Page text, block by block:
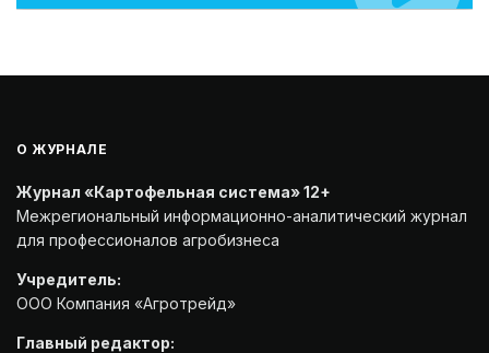
О ЖУРНАЛЕ
Журнал «Картофельная система» 12+
Межрегиональный информационно-аналитический журнал
для профессионалов агробизнеса
Учредитель:
ООО Компания «Агротрейд»
Главный редактор: